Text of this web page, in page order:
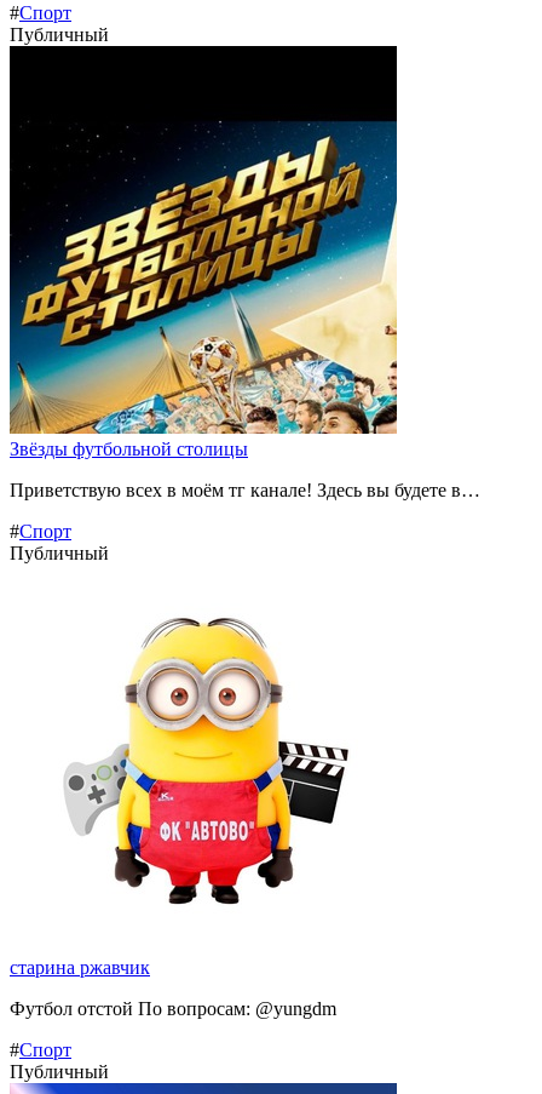
#Спорт
Публичный
Звёзды футбольной столицы
Приветствую всех в моём тг канале! Здесь вы будете в…
#Спорт
Публичный
старина ржавчик
Футбол отстой По вопросам: @yungdm
#Спорт
Публичный